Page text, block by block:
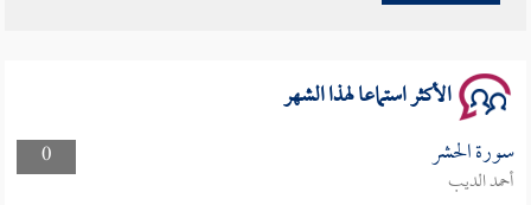
الأكثر استماعا لهذا الشهر
0 سورة الحشر
أحمد الديب